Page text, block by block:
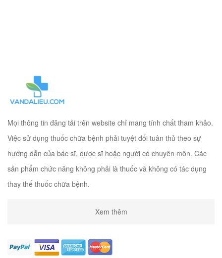
Mọi thông tin đăng tải trên website chỉ mang tính chất tham khảo.
Việc sử dụng thuốc chữa bệnh phải tuyệt đối tuân thủ theo sự
hướng dẫn của bác sĩ, dược sĩ hoặc người có chuyên môn. Các
sản phẩm chức năng không phải là thuốc và không có tác dụng
thay thế thuốc chữa bệnh.
Xem thêm